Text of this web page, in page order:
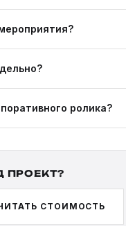
ролика?
ПРОЕКТ?
СТОИМОСТЬ